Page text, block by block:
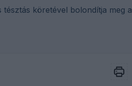
köretével bolondítja meg a